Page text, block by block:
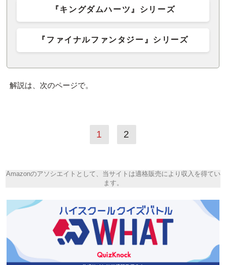
『キングダムハーツ』シリーズ
『ファイナルファンタジー』シリーズ
解説は、次のページで。
1 2
Amazonのアソシエイトとして、当サイトは適格販売により収入を得てい
ます。